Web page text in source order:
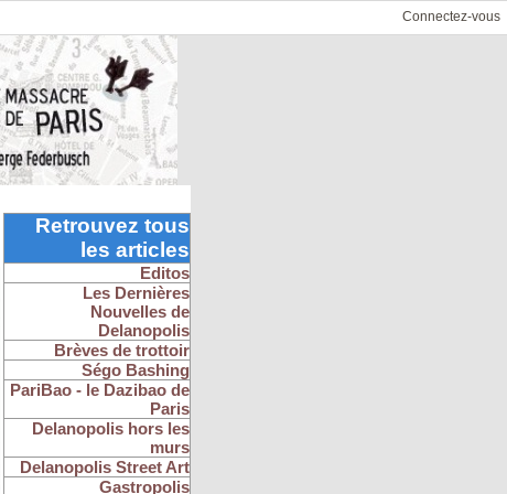
Connectez-vous
Retrouvez tous
les articles
Editos
Les Dernières
Nouvelles de
Delanopolis
Brèves de trottoir
Ségo Bashing
PariBao - le Dazibao de
Paris
Delanopolis hors les
murs
Delanopolis Street Art
Gastropolis